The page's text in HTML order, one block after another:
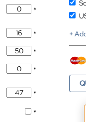
*
*
*
*
*
*
+